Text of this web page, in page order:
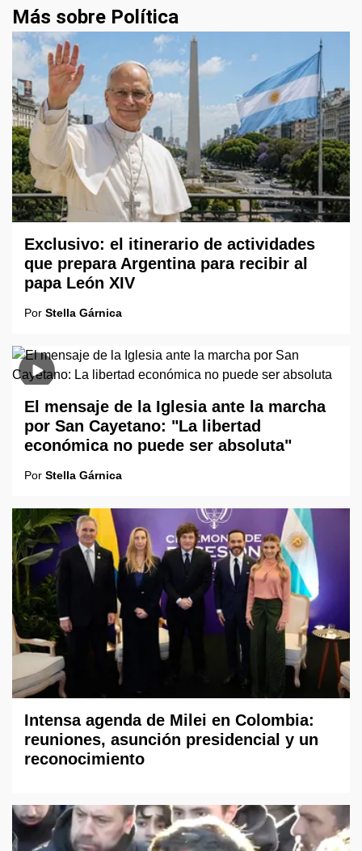
Más sobre Política
Exclusivo: el itinerario de actividades
que prepara Argentina para recibir al
papa León XIV
Por Stella Gárnica
El mensaje de la Iglesia ante la marcha
por San Cayetano: "La libertad
económica no puede ser absoluta"
Por Stella Gárnica
Intensa agenda de Milei en Colombia:
reuniones, asunción presidencial y un
reconocimiento